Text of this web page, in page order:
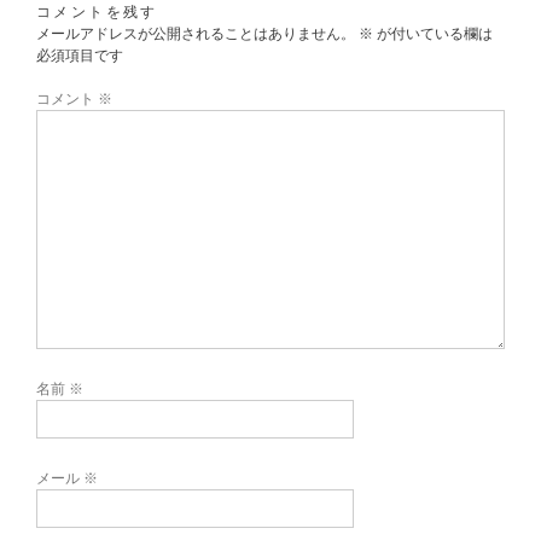
コメントを残す
メールアドレスが公開されることはありません。
※ が付いている欄は
必須項目です
コメント ※
名前 ※
メール ※